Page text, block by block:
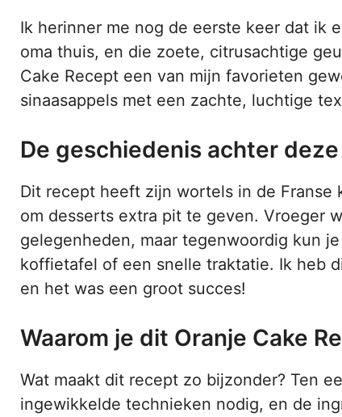
Ik herinner me nog de eerste keer dat ik
oma thuis, en die zoete, citrusachtige
Cake Recept een van mijn favorieten
sinaasappels met een zachte, luchtige
De geschiedenis achter
Dit recept heeft zijn wortels in de Franse
om desserts extra pit te geven. Vroeger
gelegenheden, maar tegenwoordig kun
koffietafel of een snelle traktatie. Ik heb
en het was een groot succes!
Waarom je dit Oranje Cake
Wat maakt dit recept zo bijzonder? Ten
ingewikkelde technieken nodig, en de